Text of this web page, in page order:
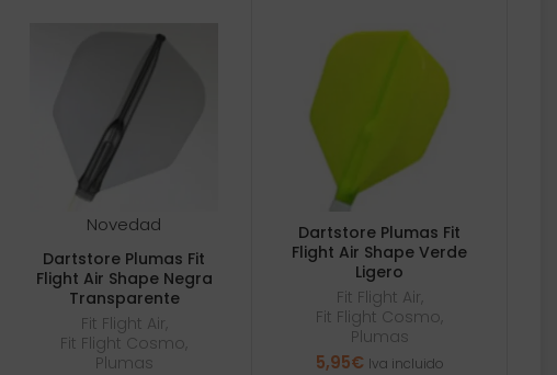
Novedad
Dartstore Plumas Fit
Flight Air Shape Negra
Transparente
Fit Flight Air ,
Fit Flight Cosmo,
Plumas
Dartstore Plumas Fit
Flight Air Shape Verde
Ligero
Fit Flight Air ,
Fit Flight Cosmo,
Plumas
5,95€ Iva incluido